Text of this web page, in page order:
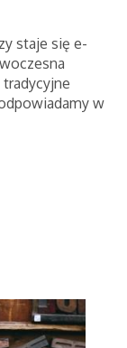
staje się e-
w